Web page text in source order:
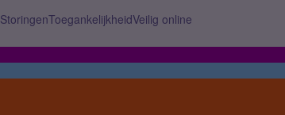
StoringenToegankelijkheidVeilig online